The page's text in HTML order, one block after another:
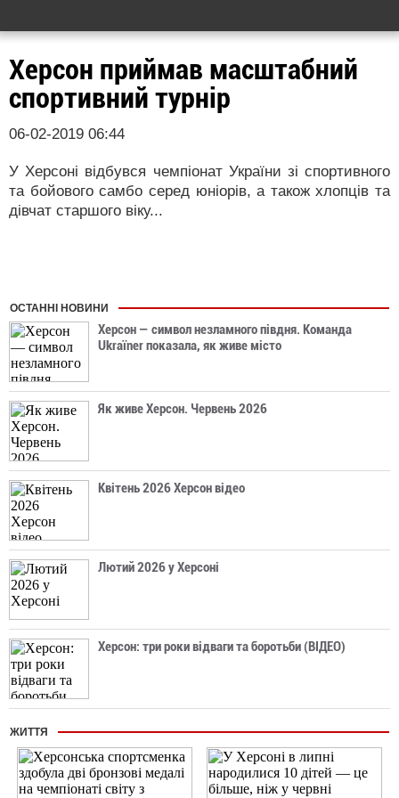
Херсон приймав масштабний
спортивний турнір
06-02-2019 06:44
У Херсоні відбувся чемпіонат України зі спортивного
та бойового самбо серед юніорів, а також хлопців та
дівчат старшого віку...
ОСТАННІ НОВИНИ
Херсон — символ незламного півдня. Команда
Ukraїner показала, як живе місто
Як живе Херсон. Червень 2026
Квітень 2026 Херсон відео
Лютий 2026 у Херсоні
Херсон: три роки відваги та боротьби (ВІДЕО)
ЖИТТЯ